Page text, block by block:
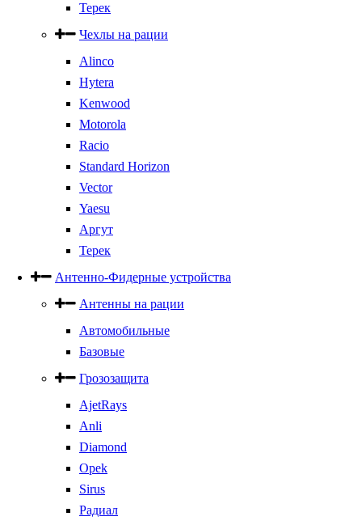
Терек
Чехлы на рации
Alinco
Hytera
Kenwood
Motorola
Racio
Standard Horizon
Vector
Yaesu
Аргут
Терек
Антенно-Фидерные устройства
Антенны на рации
Автомобильные
Базовые
Грозозащита
AjetRays
Anli
Diamond
Opek
Sirus
Радиал